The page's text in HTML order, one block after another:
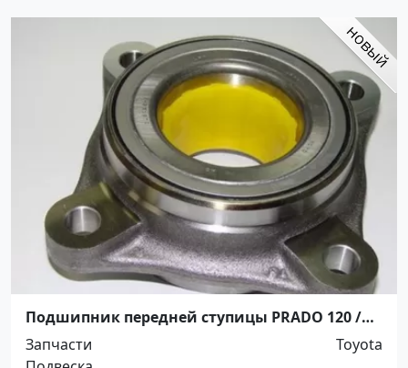
Подшипник передней ступицы PRADO 120 /
SURF 215 / FJ CRUISER 02- Краснодар
Запчасти
Toyota